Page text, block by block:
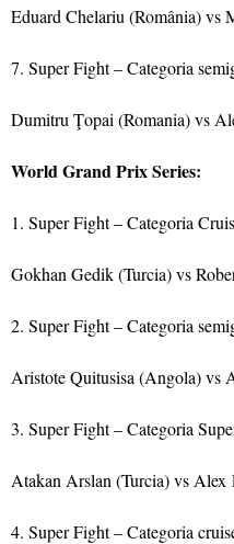
Eduard Chelariu (România) vs
7. Super Fight – Categoria
Dumitru Ţopai (Romania) vs
World Grand Prix Series:
1. Super Fight – Categoria C
Gokhan Gedik (Turcia) vs
2. Super Fight – Categoria
Aristote Quitusisa (Angola) vs
3. Super Fight – Categoria
Atakan Arslan (Turcia) vs Alex
4. Super Fight – Categoria